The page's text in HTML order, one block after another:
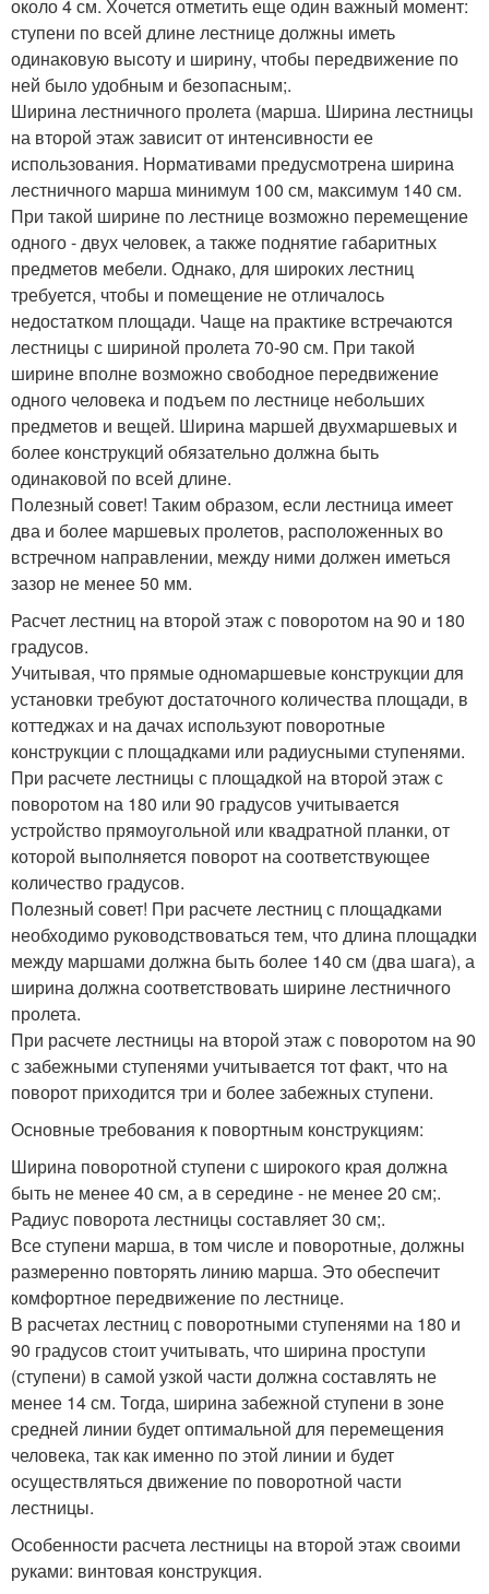
около 4 см. Хочется отметить еще один важный момент:
ступени по всей длине лестнице должны иметь
одинаковую высоту и ширину, чтобы передвижение по
ней было удобным и безопасным;.
Ширина лестничного пролета (марша. Ширина лестницы
на второй этаж зависит от интенсивности ее
использования. Нормативами предусмотрена ширина
лестничного марша минимум 100 см, максимум 140 см.
При такой ширине по лестнице возможно перемещение
одного - двух человек, а также поднятие габаритных
предметов мебели. Однако, для широких лестниц
требуется, чтобы и помещение не отличалось
недостатком площади. Чаще на практике встречаются
лестницы с шириной пролета 70-90 см. При такой
ширине вполне возможно свободное передвижение
одного человека и подъем по лестнице небольших
предметов и вещей. Ширина маршей двухмаршевых и
более конструкций обязательно должна быть
одинаковой по всей длине.
Полезный совет! Таким образом, если лестница имеет
два и более маршевых пролетов, расположенных во
встречном направлении, между ними должен иметься
зазор не менее 50 мм.
Расчет лестниц на второй этаж с поворотом на 90 и 180
градусов.
Учитывая, что прямые одномаршевые конструкции для
установки требуют достаточного количества площади, в
коттеджах и на дачах используют поворотные
конструкции с площадками или радиусными ступенями.
При расчете лестницы с площадкой на второй этаж с
поворотом на 180 или 90 градусов учитывается
устройство прямоугольной или квадратной планки, от
которой выполняется поворот на соответствующее
количество градусов.
Полезный совет! При расчете лестниц с площадками
необходимо руководствоваться тем, что длина площадки
между маршами должна быть более 140 см (два шага), а
ширина должна соответствовать ширине лестничного
пролета.
При расчете лестницы на второй этаж с поворотом на 90
с забежными ступенями учитывается тот факт, что на
поворот приходится три и более забежных ступени.
Основные требования к повортным конструкциям:
Ширина поворотной ступени с широкого края должна
быть не менее 40 см, а в середине - не менее 20 см;.
Радиус поворота лестницы составляет 30 см;.
Все ступени марша, в том числе и поворотные, должны
размеренно повторять линию марша. Это обеспечит
комфортное передвижение по лестнице.
В расчетах лестниц с поворотными ступенями на 180 и
90 градусов стоит учитывать, что ширина проступи
(ступени) в самой узкой части должна составлять не
менее 14 см. Тогда, ширина забежной ступени в зоне
средней линии будет оптимальной для перемещения
человека, так как именно по этой линии и будет
осуществляться движение по поворотной части
лестницы.
Особенности расчета лестницы на второй этаж своими
руками: винтовая конструкция.